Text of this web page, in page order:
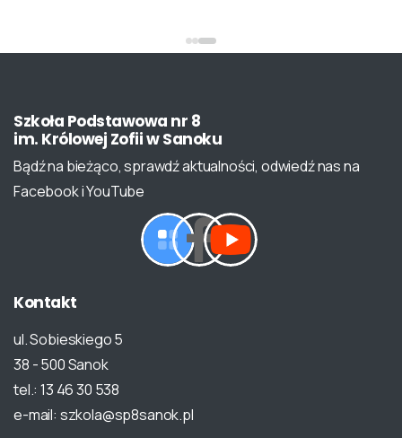
Szkoła Podstawowa nr 8
im. Królowej ZofiiwSanoku
Bądź na bieżąco, sprawdź aktualności, odwiedź nas na
Facebook i YouTube
Kontakt
ul. Sobieskiego 5
38 - 500 Sanok
tel.: 13 46 30 538
e-mail: szkola@sp8sanok.pl